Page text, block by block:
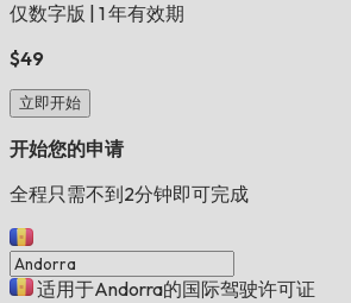
仅数字版
1 年有效期
$49
立即开始
开始您的申请
全程只需不到2分钟即可完成
适用于Andorra的国际驾驶许可证